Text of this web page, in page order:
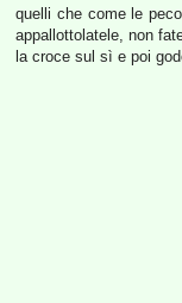
quelli che come le
appallottolatele, non
la croce sul sì e poi